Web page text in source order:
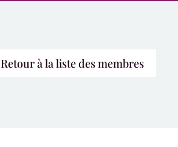
Retour à la liste des membres